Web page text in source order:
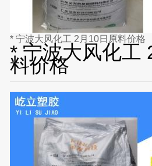
* 宁波大风化工 2月10日原料价格
* 宁波大风化工
料价格